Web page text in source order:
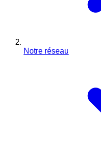
Notre réseau